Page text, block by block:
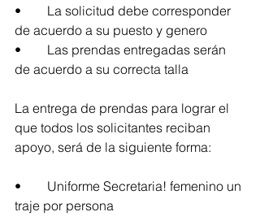
•	La solicitud debe corresponder
de acuerdo a su puesto y genero
•	Las prendas entregadas serán
de acuerdo a su correcta talla
La entrega de prendas para lograr el
que todos los solicitantes reciban
apoyo, será de la siguiente forma:
•	Uniforme Secretaria! femenino un
traje por persona